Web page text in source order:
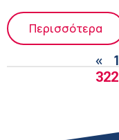
Περισσότερα
« 1
322